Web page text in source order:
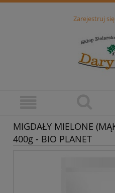
Zarejestruj się
MIGDAŁY MIELONE
400g - BIO PLANET